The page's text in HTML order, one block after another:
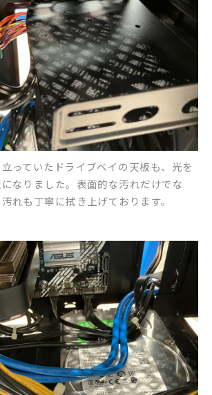
っていたドライブベイの天板も、光を
なりました。表面的な汚れだけでな
れも丁寧に拭き上げております。